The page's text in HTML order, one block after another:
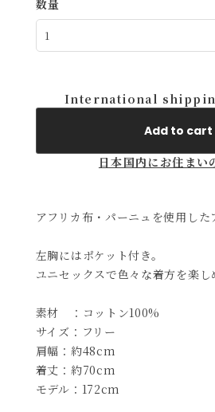
数量
International
Add to cart
日本国内にお住まい
アフリカ布・パーニュを使用した
左胸にはポケット付き。
ユニセックスで色々な着方を楽し
素材 ：コットン100%
サイズ：フリー
肩幅：約48cm
着丈：約70cm
モデル：172cm